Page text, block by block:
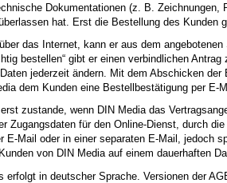
Dokumentationen (z. B.
hat. Erst die Bestellung des Kunden
das Internet, kann er aus dem angebotenen
bestellen“ gibt er einen verbindlichen
jederzeit ändern. Mit dem Abschicken
dem Kunden eine Bestellbestätigung per
zustande, wenn DIN Media das
Zugangsdaten für den Online-Dienst, durch
E-Mail oder in einer separaten E-Mail, jedoch
von DIN Media auf einem dauerhaften
in deutscher Sprache. Versionen der